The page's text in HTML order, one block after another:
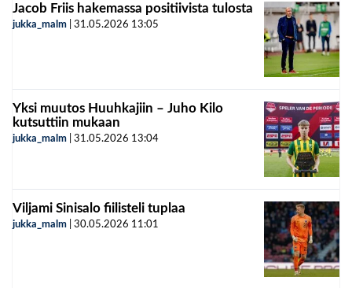
Jacob Friis hakemassa positiivista tulosta
jukka_malm 31.05.2026 13:05
Yksi muutos Huuhkajiin – Juho Kilo
kutsuttiin mukaan
jukka_malm 31.05.2026 13:04
Viljami Sinisalo fiilisteli tuplaa
jukka_malm 30.05.2026 11:01